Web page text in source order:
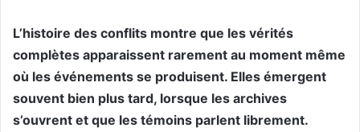
L’histoire des conflits montre que les vérités
complètes apparaissent rarement au moment même
où les événements se produisent. Elles émergent
souvent bien plus tard, lorsque les archives
s’ouvrent et que les témoins parlent librement.